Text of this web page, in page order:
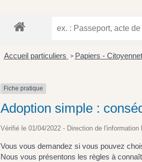
Accueil particuliers > Papiers -
Fiche pratique
Adoption simple :
Vérifié le 01/04/2022 - Direction de
Vous vous demandez si vous pouvez
Nous vous présentons les règles à